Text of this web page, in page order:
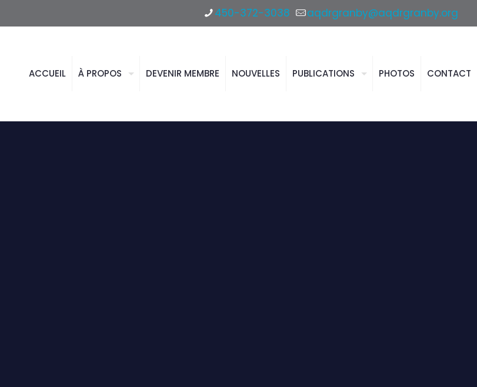
450-372-3038 aqdrgranby@aqdrgranby.org
ACCUEIL À PROPOS DEVENIR MEMBRE NOUVELLES PUBLICATIONS PHOTOS CONTACT